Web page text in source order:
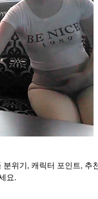
위기, 캐릭터 포인트,
요.